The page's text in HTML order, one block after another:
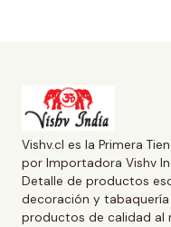
Vishv.cl es la Primera
por Importadora Vishv
Detalle de productos
decoración y
productos de calidad al